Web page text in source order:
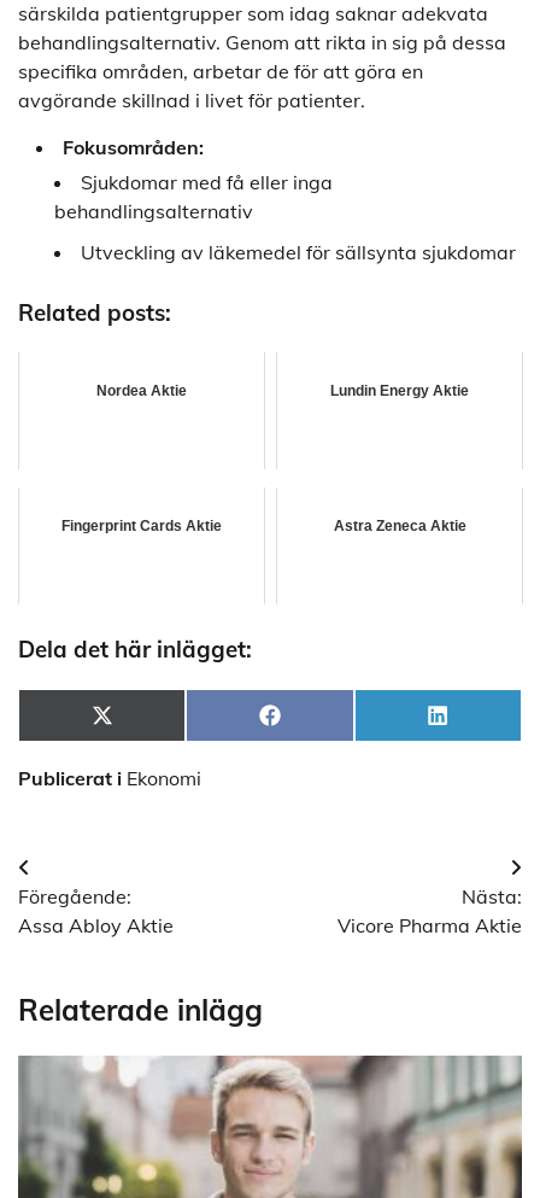
särskilda patientgrupper som idag saknar adekvata
behandlingsalternativ. Genom att rikta in sig på dessa
specifika områden, arbetar de för att göra en
avgörande skillnad i livet för patienter.
Fokusområden:
Sjukdomar med få eller inga
behandlingsalternativ
Utveckling av läkemedel för sällsynta sjukdomar
Related posts:
Nordea Aktie Lundin Energy Aktie
Fingerprint Cards Aktie Astra Zeneca Aktie
Dela det här inlägget:
Dela
på
X
(Twitter)
Dela
på
Facebook
Dela
på
LinkedIn
Publicerat i Ekonomi
Inläggsnavigering
Föregående:
Assa Abloy Aktie
Nästa:
Vicore Pharma Aktie
Relaterade inlägg